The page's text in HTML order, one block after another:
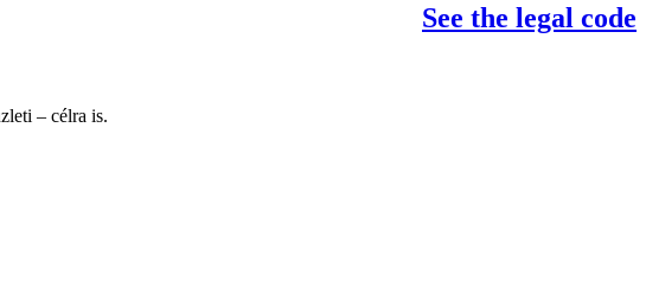
See the legal code
– célra is.